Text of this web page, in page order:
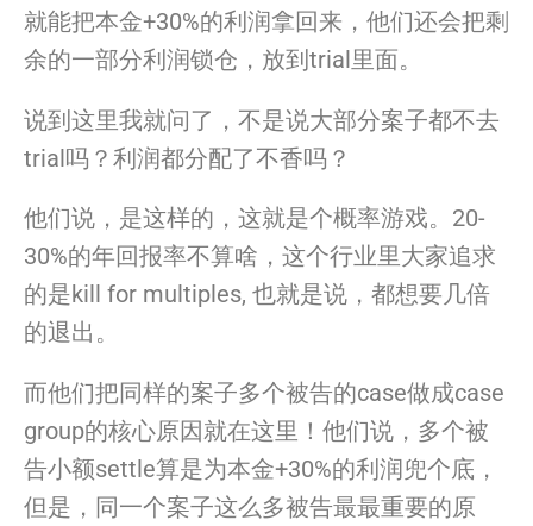
就能把本金+30%的利润拿回来，他们还会把剩
余的一部分利润锁仓， 放到trial里面。
说到这里我就问了，不是说大部分案子都不去
trial吗？ 利润都分配了不香吗？
他们说，是这样的，这就是个概率游戏。20-
30%的年回报率不算啥，这个行业里大家追求
的是kill for multiples, 也就是说，都想要几倍
的退出。
而他们把同样的案子多个被告的case做成case
group的核心原因就在这里！他们说， 多个被
告小额settle算是为本金+30%的利润兜个底，
但是，同一个案子这么多被告最最重要的原